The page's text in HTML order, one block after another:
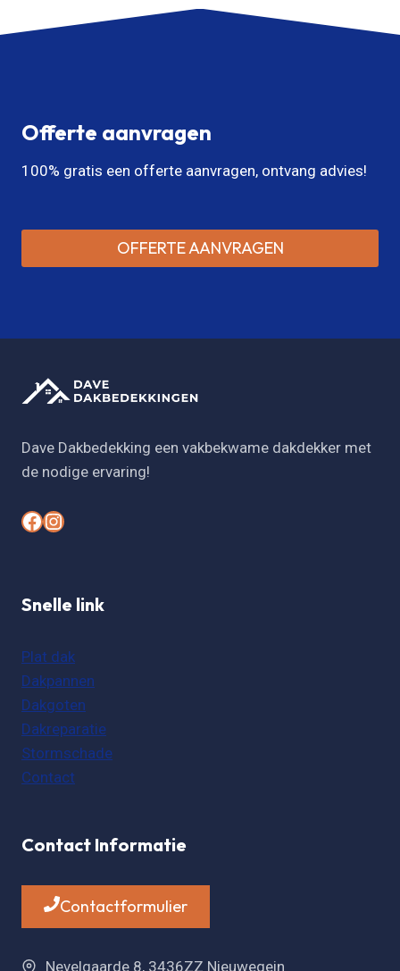
Offerte aanvragen
100% gratis een offerte aanvragen, ontvang advies!
OFFERTE AANVRAGEN
Dave Dakbedekking een vakbekwame dakdekker met
de nodige ervaring!
# #
Snelle link
Plat dak
Dakpannen
Dakgoten
Dakreparatie
Stormschade
Contact
Contact Informatie
Contactformulier
Nevelgaarde 8, 3436ZZ Nieuwegein